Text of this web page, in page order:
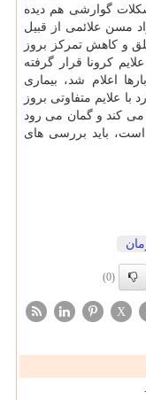
گوارشی هم دیده
مسن علائمی از قبیل
و کاهش تمرکز بروز
کرونا قرار گرفته
اعلام شد، بیماری
علایم متفاوتی بروز
می کند و گمان می رود
است، باید بررسی های
(0)
X